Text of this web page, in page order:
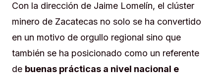
Con la dirección de Jaime Lomelín, el clúster
minero de Zacatecas no solo se ha convertido
en un motivo de orgullo regional sino que
también se ha posicionado como un referente
de buenas prácticas a nivel nacional e